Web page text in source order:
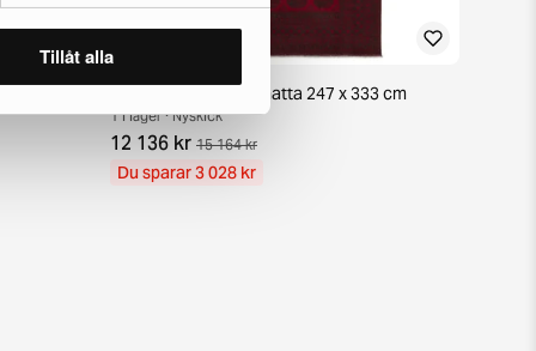
Tillåt alla
Aktscha orientalisk matta 247 x 333 cm
1 i lager · Nyskick
12 136 kr 15 164 kr
Du sparar 3 028 kr